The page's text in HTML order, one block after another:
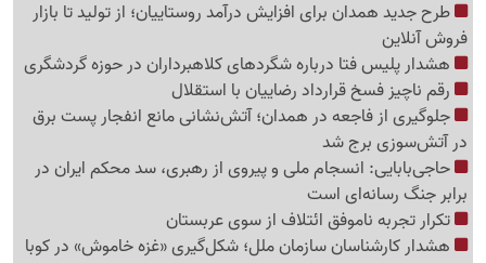
طرح جدید همدان برای افزایش درآمد روستاییان؛ از تولید تا بازار
فروش آنلاین
هشدار پلیس فتا درباره شگردهای کلاهبرداران در حوزه گردشگری
رقم ناچیز فسخ قرارداد رضاییان با استقلال
جلوگیری از فاجعه در همدان؛ آتش‌نشانی مانع انفجار پست برق
در آتش‌سوزی برج شد
حاجی‌بابایی: انسجام ملی و پیروی از رهبری، سد محکم ایران در
برابر جنگ رسانه‌ای است
تکرار تجربه ناموفق ائتلاف از سوی عربستان
هشدار کارشناسان سازمان ملل؛ شکل‌گیری «غزه‌ خاموش» در کوبا